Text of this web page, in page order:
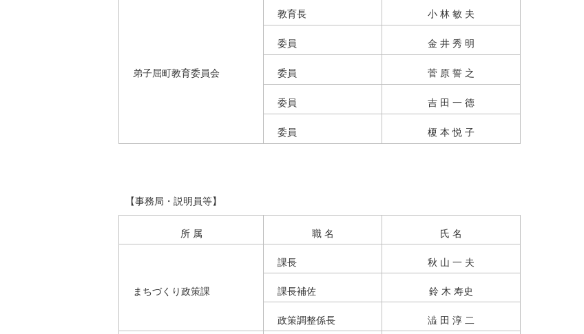
弟子屈町教育委員会
教育長 小 林 敏 夫
委員 金 井 秀 明
委員 菅 原 誓 之
委員 吉 田 一 徳
委員 榎 本 悦 子
【事務局・説明員等】
所 属 職 名 氏 名
まちづくり政策課
課長 秋 山 一 夫
課長補佐 鈴 木 寿史
政策調整係長 澁 田 淳 二